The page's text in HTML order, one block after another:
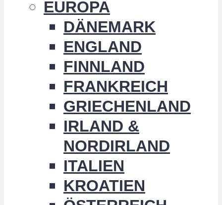
EUROPA
DÄNEMARK
ENGLAND
FINNLAND
FRANKREICH
GRIECHENLAND
IRLAND &
NORDIRLAND
ITALIEN
KROATIEN